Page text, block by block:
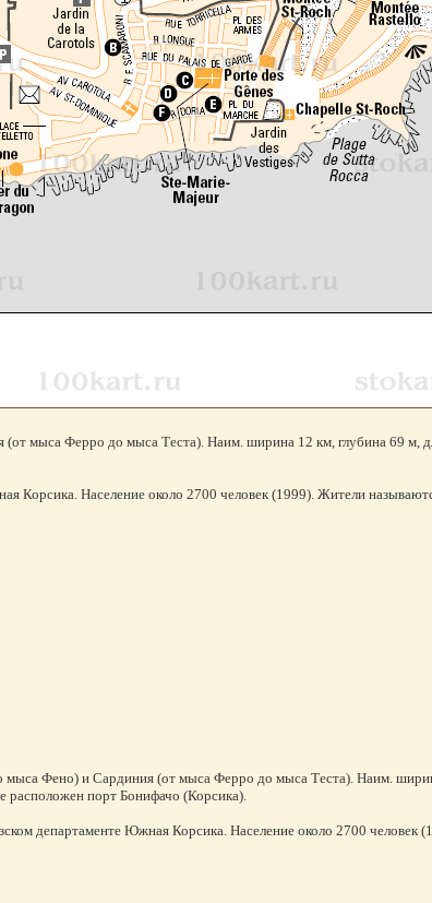
Ферро до мыса Теста). Наим. ширина 12 км, глубина 69 м,
Корсика. Население около 2700 человек (1999). Жители
Фено) и Сардиния (от мыса Ферро до мыса Теста). Наим.
расположен порт Бонифачо (Корсика).
департаменте Южная Корсика. Население около 2700